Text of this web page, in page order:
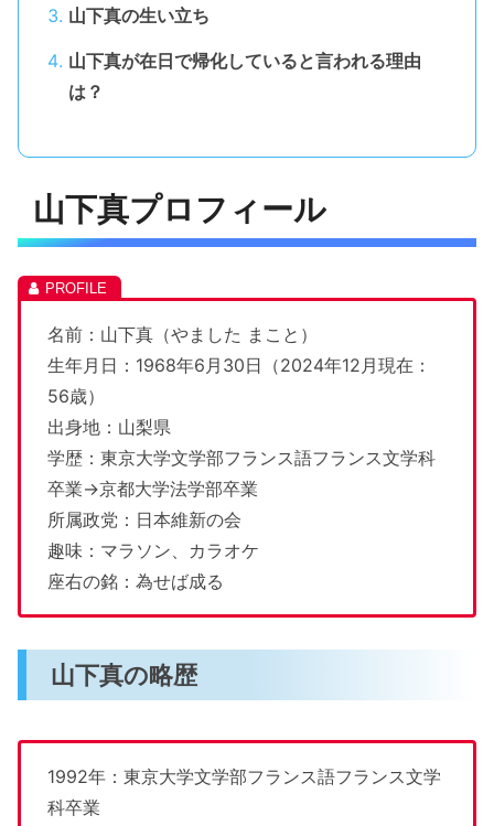
山下真の生い立ち
山下真が在日で帰化していると言われる理由
は？
山下真プロフィール
名前：山下真（やました まこと）
生年月日：1968年6月30日（2024年12月現在：
56歳）
出身地：山梨県
学歴：東京大学文学部フランス語フランス文学科
卒業→京都大学法学部卒業
所属政党：日本維新の会
趣味：マラソン、カラオケ
座右の銘：為せば成る
山下真の略歴
1992年：東京大学文学部フランス語フランス文学
科卒業